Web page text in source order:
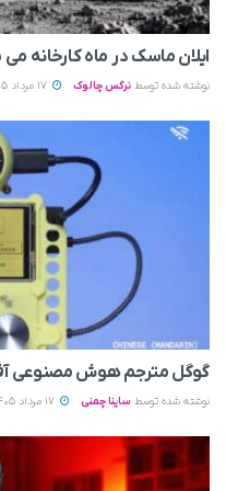
ایلان ماسک در ماه کارخانه می
نوشته شده توسط نرگس چالوک
گوگل مترجم هوش مصنوعی
نوشته شده توسط ساینا چمنی